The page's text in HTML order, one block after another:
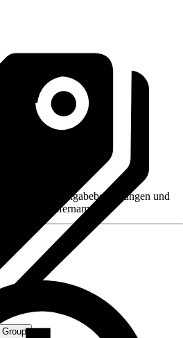
wie z. B. Rückgabebedingungen und
Verkäufernamen.